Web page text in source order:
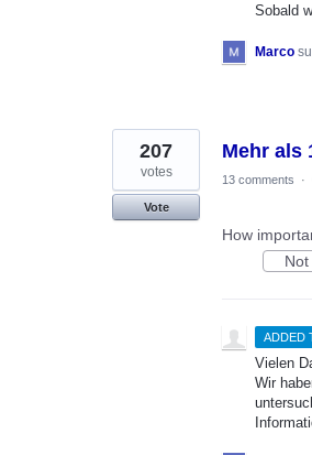
Sobald
Marco
Mehr als
207
votes
Vote
13 comments ·
How
ADDED
Vielen
Wir